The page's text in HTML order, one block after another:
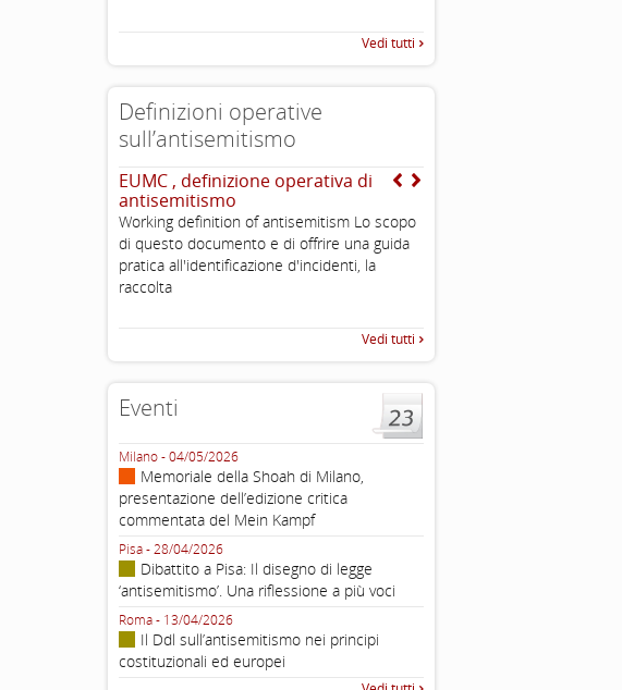
Vedi tutti
Definizioni operative
sull’antisemitismo
EUMC , definizione operativa di
antisemitismo
Working definition of antisemitism Lo scopo
di questo documento e di offrire una guida
pratica all'identificazione d'incidenti, la
raccolta
Vedi tutti
Eventi
Milano - 04/05/2026
Memoriale della Shoah di Milano,
presentazione dell’edizione critica
commentata del Mein Kampf
Pisa - 28/04/2026
Dibattito a Pisa: Il disegno di legge
‘antisemitismo’. Una riflessione a più voci
Roma - 13/04/2026
Il Ddl sull’antisemitismo nei principi
costituzionali ed europei